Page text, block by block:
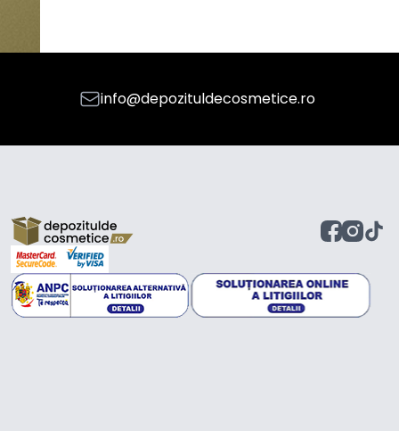
info@depozituldecosmetice.ro